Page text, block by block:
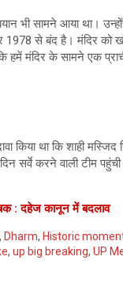
भी सामने आया था।
1978 से बंद है। मंदिर
हमें मंदिर के सामने एक
किया था कि शाही
सर्वे करने वाली टीम
: दहेज कानून में बदलाव
, Dharm, Historic
, up big breaking, UP